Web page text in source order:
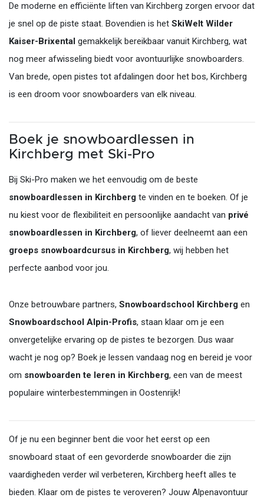
De moderne en efficiënte liften van Kirchberg zorgen ervoor dat
je snel op de piste staat. Bovendien is het SkiWelt Wilder
Kaiser-Brixental gemakkelijk bereikbaar vanuit Kirchberg, wat
nog meer afwisseling biedt voor avontuurlijke snowboarders.
Van brede, open pistes tot afdalingen door het bos, Kirchberg
is een droom voor snowboarders van elk niveau.
Boek je snowboardlessen in
Kirchberg met Ski-Pro
Bij Ski-Pro maken we het eenvoudig om de beste
snowboardlessen in Kirchberg te vinden en te boeken. Of je
nu kiest voor de flexibiliteit en persoonlijke aandacht van privé
snowboardlessen in Kirchberg, of liever deelneemt aan een
groeps snowboardcursus in Kirchberg, wij hebben het
perfecte aanbod voor jou.
Onze betrouwbare partners, Snowboardschool Kirchberg en
Snowboardschool Alpin-Profis, staan klaar om je een
onvergetelijke ervaring op de pistes te bezorgen. Dus waar
wacht je nog op? Boek je lessen vandaag nog en bereid je voor
om snowboarden te leren in Kirchberg, een van de meest
populaire winterbestemmingen in Oostenrijk!
Of je nu een beginner bent die voor het eerst op een
snowboard staat of een gevorderde snowboarder die zijn
vaardigheden verder wil verbeteren, Kirchberg heeft alles te
bieden. Klaar om de pistes te veroveren? Jouw Alpenavontuur